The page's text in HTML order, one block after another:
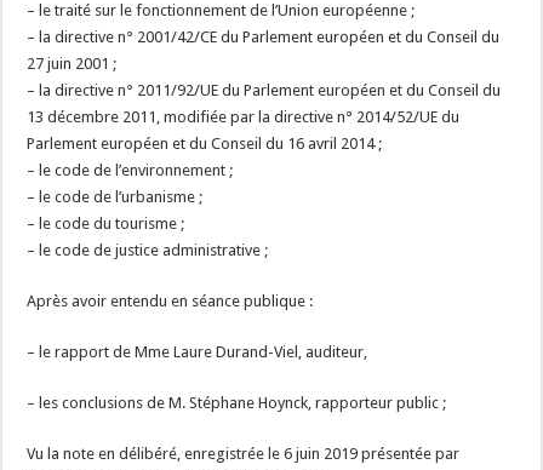
– le traité sur le fonctionnement de l’Union européenne ;
– la directive n° 2001/42/CE du Parlement européen et du Conseil du
27 juin 2001 ;
– la directive n° 2011/92/UE du Parlement européen et du Conseil du
13 décembre 2011, modifiée par la directive n° 2014/52/UE du
Parlement européen et du Conseil du 16 avril 2014 ;
– le code de l’environnement ;
– le code de l’urbanisme ;
– le code du tourisme ;
– le code de justice administrative ;
Après avoir entendu en séance publique :
– le rapport de Mme Laure Durand-Viel, auditeur,
– les conclusions de M. Stéphane Hoynck, rapporteur public ;
Vu la note en délibéré, enregistrée le 6 juin 2019 présentée par